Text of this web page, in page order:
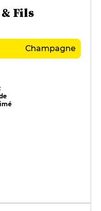
Fils
Champagne